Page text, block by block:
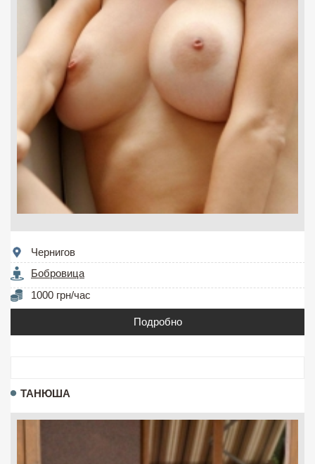
Чернигов
Бобровица
1000 грн/час
Подробно
ТАНЮША